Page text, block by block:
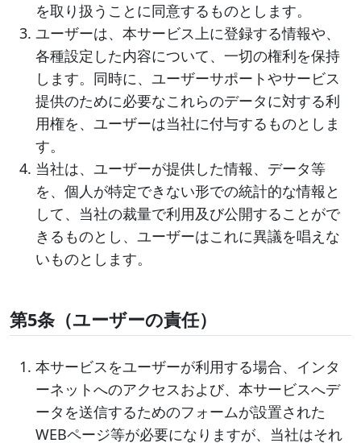
を取り扱うことに同意するものとします。
ユーザーは、本サービス上に登録する情報や、
各種設定した内容について、一切の権利を保持
します。同時に、ユーザーサポートやサービス
提供のために必要なこれらのデータに対する利
用権を、ユーザーは当社に付与するものとしま
す。
当社は、ユーザーが提供した情報、データ等
を、個人が特定できない形での統計的な情報と
して、当社の裁量で利用及び公開することがで
きるものとし、ユーザーはこれに異議を唱えな
いものとします。
第5条（ユーザーの責任）
本サービスをユーザーが利用する場合、インタ
ーネットへのアクセスおよび、本サービスへデ
ータを送信するためのフォームが設置された
WEBページ等が必要になりますが、当社はそれ